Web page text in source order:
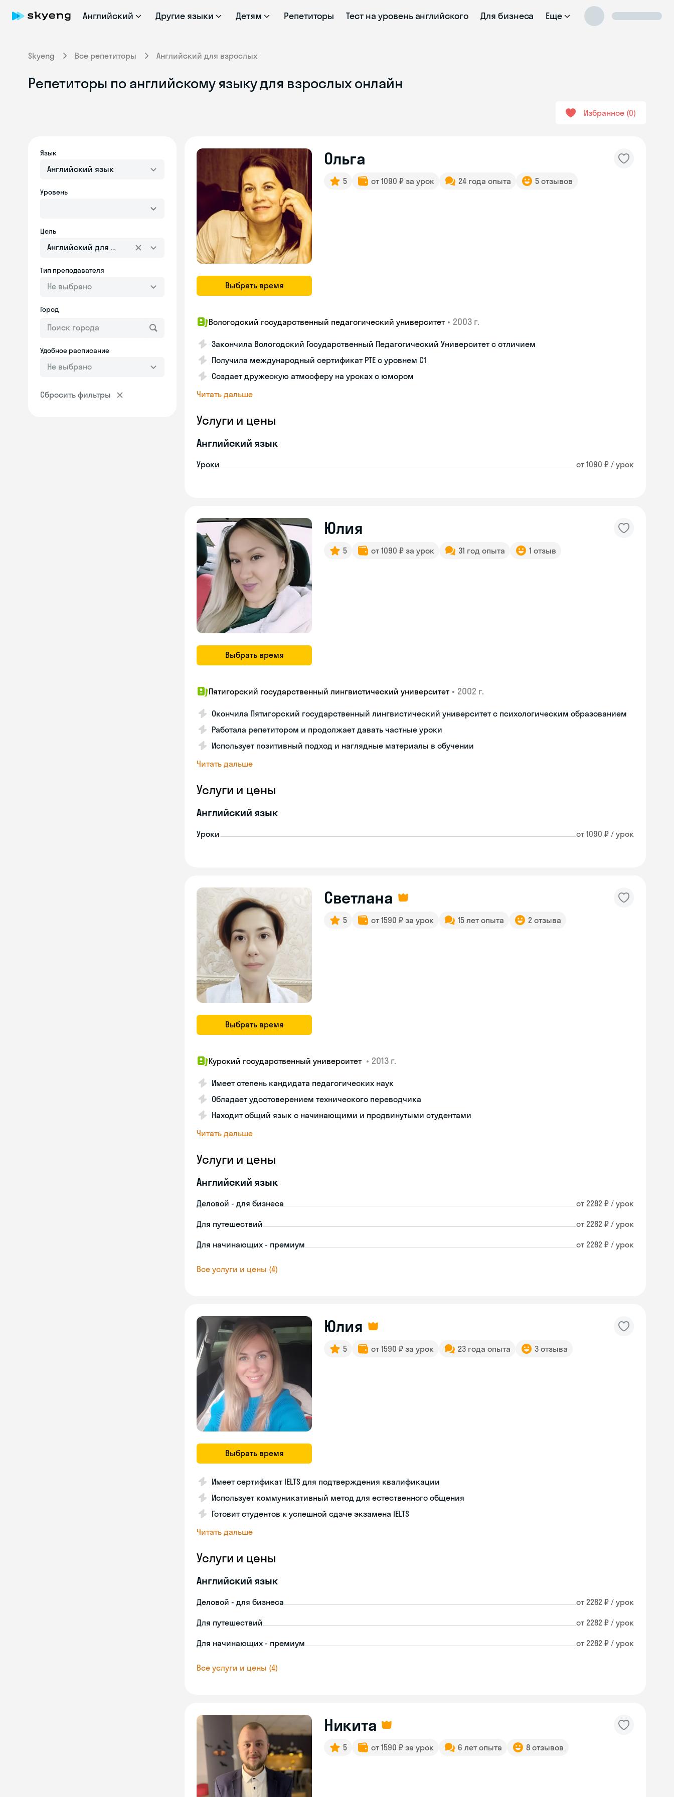
Английский Другие языки Детям Репетиторы Тест на уровень английского Для бизнеса Еще
Skyeng Все репетиторы Английский для взрослых
Репетиторы по английскому языку для взрослых онлайн
Избранное 0
Язык
Английский язык
Уровень
Цель
Английский для взрослых
Тип преподавателя
Не выбрано
Город
Удобное расписание
Не выбрано
Сбросить фильтры
Выбрать время
Ольга
5 от 1090 ₽ за урок 24 года опыта 5 отзывов
Вологодский государственный педагогический университет • 2003 г.
Закончила Вологодский Государственный Педагогический Университет с отличием
Получила международный сертификат PTE с уровнем C1
Создает дружескую атмосферу на уроках с юмором
Читать дальше
Услуги и цены
Английский язык
Уроки от 1090 ₽ / урок
Выбрать время
Юлия
5 от 1090 ₽ за урок 31 год опыта 1 отзыв
Пятигорский государственный лингвистический университет • 2002 г.
Окончила Пятигорский государственный лингвистический университет с психологическим образованием
Работала репетитором и продолжает давать частные уроки
Использует позитивный подход и наглядные материалы в обучении
Читать дальше
Услуги и цены
Английский язык
Уроки от 1090 ₽ / урок
Выбрать время
Светлана
5 от 1590 ₽ за урок 15 лет опыта 2 отзыва
Курский государственный университет • 2013 г.
Имеет степень кандидата педагогических наук
Обладает удостоверением технического переводчика
Находит общий язык с начинающими и продвинутыми студентами
Читать дальше
Услуги и цены
Английский язык
Деловой - для бизнеса от 2282 ₽ / урок
Для путешествий от 2282 ₽ / урок
Для начинающих - премиум от 2282 ₽ / урок
Все услуги и цены (4)
Выбрать время
Юлия
5 от 1590 ₽ за урок 23 года опыта 3 отзыва
Имеет сертификат IELTS для подтверждения квалификации
Использует коммуникативный метод для естественного общения
Готовит студентов к успешной сдаче экзамена IELTS
Читать дальше
Услуги и цены
Английский язык
Деловой - для бизнеса от 2282 ₽ / урок
Для путешествий от 2282 ₽ / урок
Для начинающих - премиум от 2282 ₽ / урок
Все услуги и цены (4)
Никита
5 от 1590 ₽ за урок 6 лет опыта 8 отзывов